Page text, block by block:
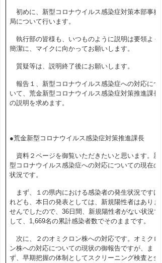
初めに、新型コロナウイルス感染症対策本部事務
局について行います。
執行部の皆様も、いつものように説明は要領よく
簡潔に、マイクに向かってお願いします。
質疑等は、説明終了後にお願いします。
報告１、新型コロナウイルス感染症への対応につ
いて、荒金新型コロナウイルス感染症対策推進課長
の説明を求めます。
●荒金新型コロナウイルス感染症対策推進課長
資料２ページを御覧いただきたいと思います。新
型コロナウイルス感染症への対応についての現在の
状況です。
まず、１の県内における感染者の発生状況ですけ
れども、本日の発表としては、新規陽性者はありま
せんでしたので、 36日間、新規陽性者がない状況で
して、 1,669名の累計感染者数でそのままです。
次に、２のオミクロン株への対応です。オミクロ
ン株への対応についての現状の御報告ですが、ま
ず、早期把握の体制としてスクリーニング検査と全